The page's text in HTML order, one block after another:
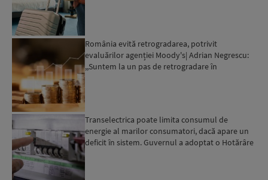
România evită retrogradarea, potrivit
evaluărilor agenției Moody's| Adrian Negrescu:
,,Suntem la un pas de retrogradare în
Transelectrica poate limita consumul de
energie al marilor consumatori, dacă apare un
deficit în sistem. Guvernul a adoptat o Hotărâre